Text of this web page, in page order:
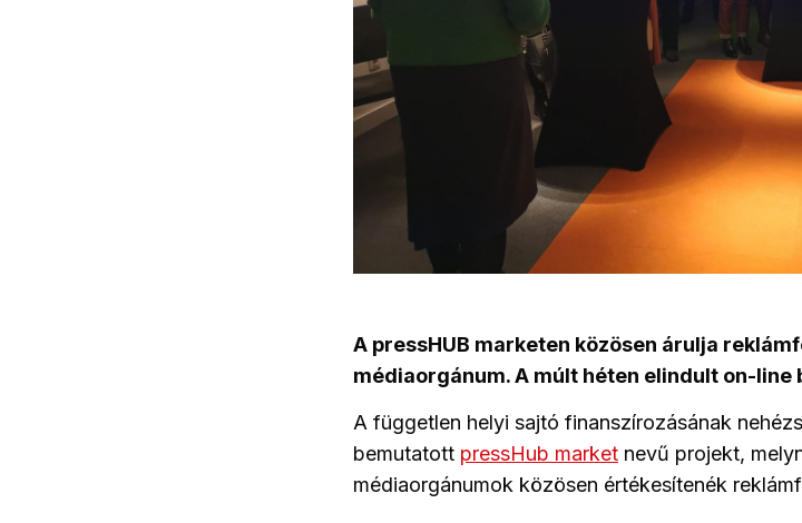
A pressHUB marketen közösen árulja
médiaorgánum. A múlt héten elindult on-line
A független helyi sajtó finanszírozásának
bemutatott pressHub market nevű projekt,
médiaorgánumok közösen értékesítenék